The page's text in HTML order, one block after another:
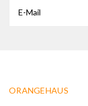
ORANGEHAUS